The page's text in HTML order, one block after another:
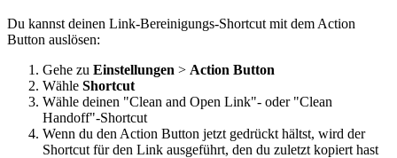
Du kannst deinen Link-Bereinigungs-Shortcut mit dem Action
Button auslösen:
Gehe zu Einstellungen > Action Button
Wähle Shortcut
Wähle deinen "Clean and Open Link"- oder "Clean
Handoff"-Shortcut
Wenn du den Action Button jetzt gedrückt hältst, wird der
Shortcut für den Link ausgeführt, den du zuletzt kopiert hast